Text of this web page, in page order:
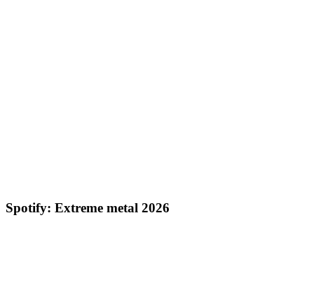
Spotify: Extreme metal 2026